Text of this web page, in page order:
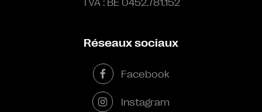
Réseaux sociaux
Facebook
Instagram